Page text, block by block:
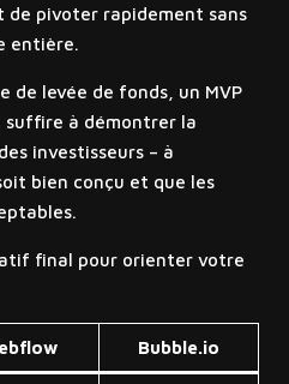
de pivoter rapidement sans
entière.
de levée de fonds, un MVP
suffire à démontrer la
investisseurs – à
bien conçu et que les
final pour orienter votre
Bubble.io